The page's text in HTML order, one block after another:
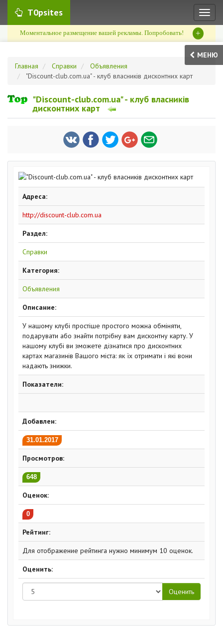
T0psites
Моментальное размещение вашей рекламы. Попробовать! +
МЕНЮ
Главная
Справки
Объявления
"Discount-club.com.ua" - клуб власників дисконтних карт
"Discount-club.com.ua" - клуб власників
дисконтних карт
Адреса:
http://discount-club.com.ua
Раздел:
Справки
Категория:
Объявления
Описание:
У нашому клубі простіше простого можна обміняти,
подарувати або знайти потрібну вам дисконтну карту. У
нашому клубі ви зможете дізнатися про дисконтних
картах магазинів Вашого міста: як їх отримати і які вони
надають знижки.
Показатели:
Добавлен:
31.01.2017
Просмотров:
648
Оценок:
0
Рейтинг:
Для отображение рейтинга нужно минимум 10 оценок.
Оценить: